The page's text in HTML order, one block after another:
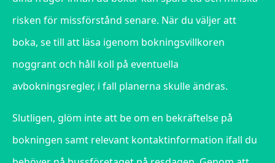
risken för missförstånd senare. När du väljer att
boka, se till att läsa igenom bokningsvillkoren
noggrant och håll koll på eventuella
avbokningsregler, i fall planerna skulle ändras.
Slutligen, glöm inte att be om en bekräftelse på
bokningen samt relevant kontaktinformation ifall du